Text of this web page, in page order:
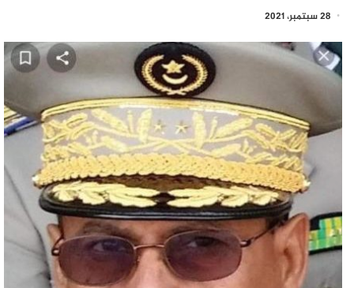
28 سبتمبر، 2021